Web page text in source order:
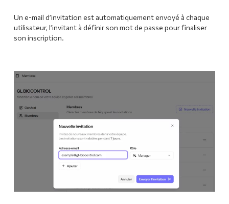
Un e-mail d’invitation est automatiquement envoyé à chaque
utilisateur, l’invitant à définir son mot de passe pour finaliser
son inscription.